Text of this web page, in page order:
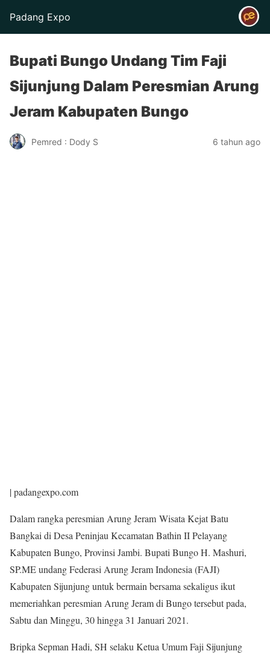
Padang Expo
Bupati Bungo Undang Tim Faji
Sijunjung Dalam Peresmian Arung
Jeram Kabupaten Bungo
Pemred : Dody S 6 tahun ago
| padangexpo.com
Dalam rangka peresmian Arung Jeram Wisata Kejat Batu
Bangkai di Desa Peninjau Kecamatan Bathin II Pelayang
Kabupaten Bungo, Provinsi Jambi. Bupati Bungo H. Mashuri,
SP.ME undang Federasi Arung Jeram Indonesia (FAJI)
Kabupaten Sijunjung untuk bermain bersama sekaligus ikut
memeriahkan peresmian Arung Jeram di Bungo tersebut pada,
Sabtu dan Minggu, 30 hingga 31 Januari 2021.
Bripka Sepman Hadi, SH selaku Ketua Umum Faji Sijunjung